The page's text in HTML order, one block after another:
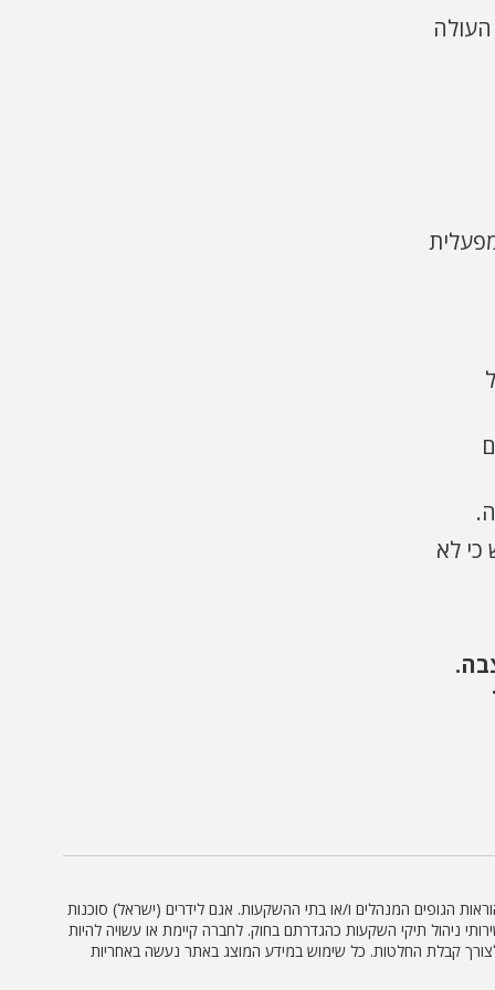
לא
.
הגופים המנהלים ו/או בתי ההשקעות. אגם לידרים (ישראל) סוכנות
או שירותי ניהול תיקי השקעות כהגדרתם בחוק. לחברה קיימת או עשויה להיות
לצורך קבלת החלטות. כל שימוש במידע המוצג באתר נעשה באחריות